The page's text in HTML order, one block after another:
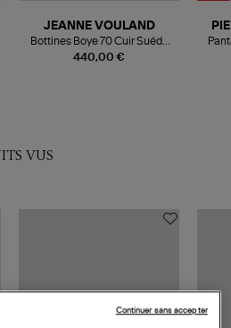
440,00 €
JEANNE VOULAND
Bottines Boye 70 Cuir Suédé
Noir
VUS
Continuer sans accepter